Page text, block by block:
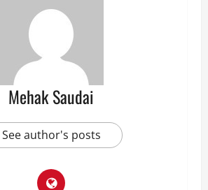
Mehak Saudai
See author's posts